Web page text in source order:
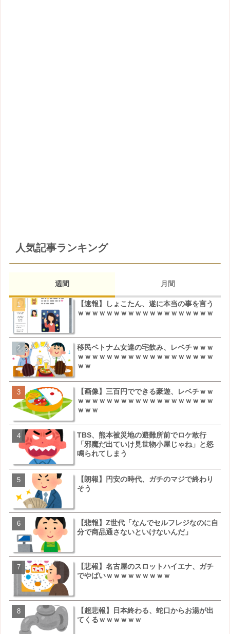
人気記事ランキング
週間
【速報】しょこたん、遂に本当の事を言う
ｗｗｗｗｗｗｗｗｗｗｗｗｗｗｗｗｗｗｗ
移民ベトナム女達の宅飲み、レベチｗｗｗ
ｗｗｗｗｗｗｗｗｗｗｗｗｗｗｗｗｗｗｗ
ｗｗ
【画像】三百円でできる豪遊、レベチｗｗ
ｗｗｗｗｗｗｗｗｗｗｗｗｗｗｗｗｗｗｗ
ｗｗｗ
TBS、熊本被災地の避難所前でロケ敢行
「邪魔だ出ていけ見世物小屋じゃね」と怒
鳴られてしまう
【朗報】円安の時代、ガチのマジで終わり
そう
【悲報】Z世代「なんでセルフレジなのに自
分で商品通さないといけないんだ」
【悲報】名古屋のスロットハイエナ、ガチ
でやばいｗｗｗｗｗｗｗｗｗ
【超悲報】日本終わる、蛇口からお湯が出
てくるｗｗｗｗｗｗ
月間
松本若菜(42歳)とかいう突
ばさん女優ｗｗｗｗｗｗｗ
鬼越トマホーク良ちゃん、
クビにｗｗｗ
【画像】キモいオジサンが
こちらｗｗｗｗｗｗｗｗｗ
【速報】しょこたん、遂に
ｗｗｗｗｗｗｗｗｗｗｗｗ
【朗報】NOギルティ炭酸
【画像】例の梨を5000個
少し流れが変わってくる
移民ベトナム女達の宅飲み
ｗｗｗｗｗｗｗｗｗｗｗｗ
【悲報】日本、ついに駅そ
突破ｗｗｗｗｗｗｗｗｗｗ